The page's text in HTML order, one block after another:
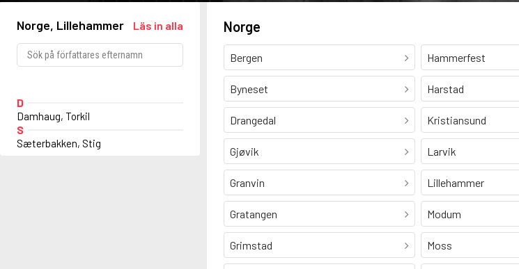
Norge, Lillehammer Läs in alla
D
Damhaug, Torkil
S
Sæterbakken, Stig
Norge
Bergen
Byneset
Drangedal
Gjøvik
Granvin
Gratangen
Grimstad
Hammerfest
Harstad
Kristiansund
Larvik
Lillehammer
Modum
Moss